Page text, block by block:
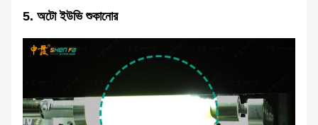
5. অটো ইউভি শুকানোর